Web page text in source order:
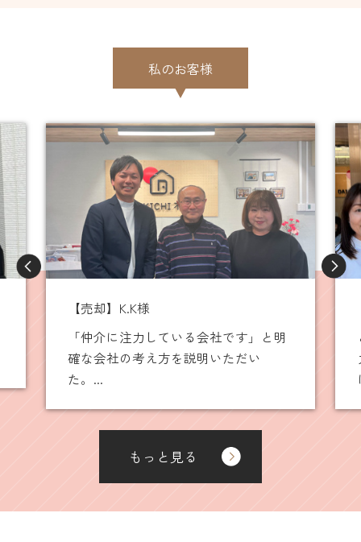
私のお客様
【売却】K.T様
とても心身になって頂きいろいろと尽
力して下さり、何事も全てスムーズ
に...
もっと見る